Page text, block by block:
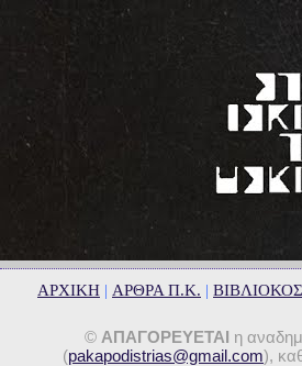
ΑΡΧΙΚΗ | ΑΡΘΡΑ Π.Κ. |
© ΑΠΑΓΟΡΕΥΕΤΑΙ η
(pakapodistrias@gmail.com),